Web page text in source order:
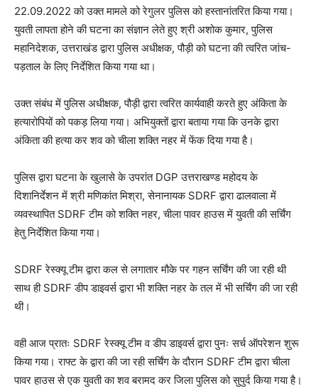
22.09.2022 को उक्त मामले को रेगुलर पुलिस को हस्तानांतरित किया गया।
युवती लापता होने की घटना का संज्ञान लेते हुए श्री अशोक कुमार, पुलिस
महानिदेशक, उत्तराखंड द्वारा पुलिस अधीक्षक, पौड़ी को घटना की त्वरित जांच-
पड़ताल के लिए निर्देशित किया गया था।
उक्त संबंध में पुलिस अधीक्षक, पौड़ी द्वारा त्वरित कार्यवाही करते हुए अंकिता के
हत्यारोपियों को पकड़ लिया गया। अभियुक्तों द्वारा बताया गया कि उनके द्वारा
अंकिता की हत्या कर शव को चीला शक्ति नहर में फेंक दिया गया है।
पुलिस द्वारा घटना के खुलासे के उपरांत DGP उत्तराखण्ड महोदय के
दिशानिर्देशन में श्री मणिकांत मिश्रा, सेनानायक SDRF द्वारा ढालवाला में
व्यवस्थापित SDRF टीम को शक्ति नहर, चीला पावर हाउस में युवती की सर्चिंग
हेतु निर्देशित किया गया।
SDRF रेस्क्यू टीम द्वारा कल से लगातार मौके पर गहन सर्चिंग की जा रही थी
साथ ही SDRF डीप डाइवर्स द्वारा भी शक्ति नहर के तल में भी सर्चिंग की जा रही
थी।
वही आज प्रातः SDRF रेस्क्यू टीम व डीप डाइवर्स द्वारा पुनः सर्च ऑपरेशन शुरू
किया गया। राफ्ट के द्वारा की जा रही सर्चिंग के दौरान SDRF टीम द्वारा चीला
पावर हाउस से एक युवती का शव बरामद कर जिला पुलिस को सुपुर्द किया गया है।